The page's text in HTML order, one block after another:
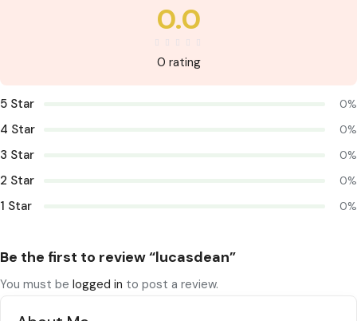
0.0
0 rating
5 Star 0%
4 Star 0%
3 Star 0%
2 Star 0%
1 Star 0%
Be the first to review “lucasdean”
You must be logged in to post a review.